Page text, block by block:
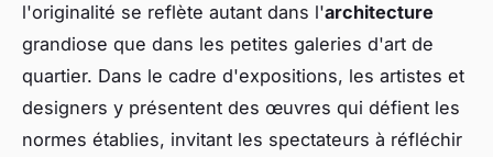
l'originalité se reflète autant dans l'architecture
grandiose que dans les petites galeries d'art de
quartier. Dans le cadre d'expositions, les artistes et
designers y présentent des œuvres qui défient les
normes établies, invitant les spectateurs à réfléchir